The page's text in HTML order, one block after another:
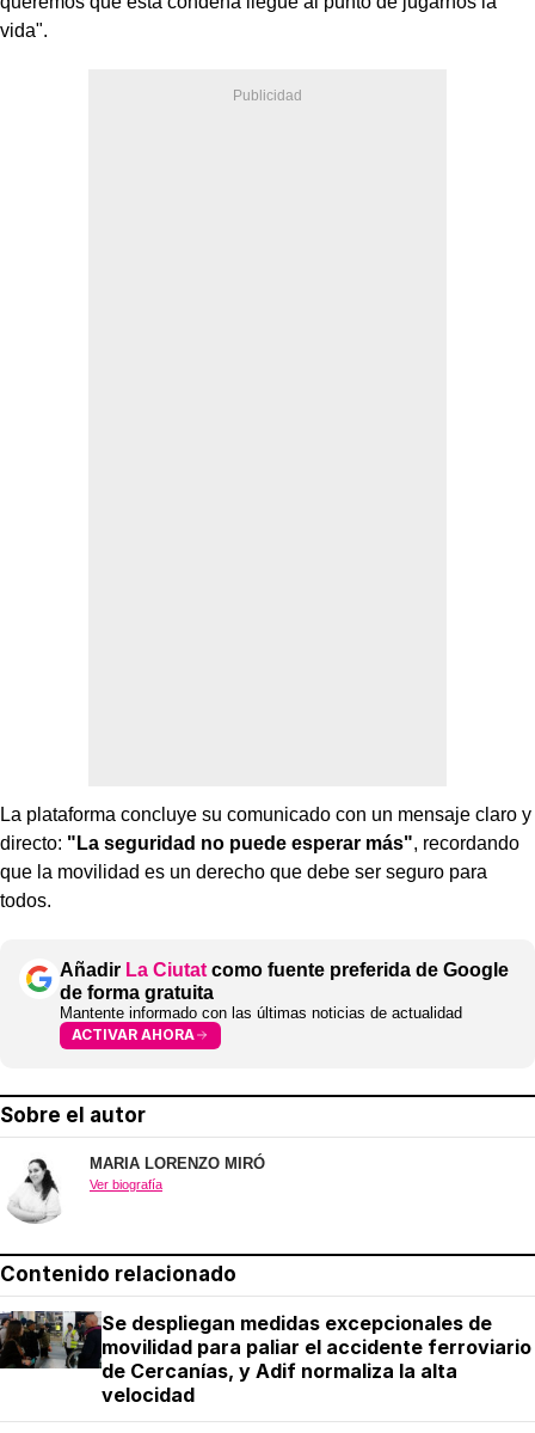
vida".
La plataforma concluye su comunicado con un mensaje claro y
directo: "La seguridad no puede esperar más", recordando
que la movilidad es un derecho que debe ser seguro para
todos.
Añadir La Ciutat como fuente preferida de Google
de forma gratuita
Mantente informado con las últimas noticias de actualidad
ACTIVAR AHORA
Sobre el autor
MARIA LORENZO MIRÓ
Ver biografía
Contenido relacionado
Se despliegan medidas excepcionales de
movilidad para paliar el accidente ferroviario
de Cercanías, y Adif normaliza la alta
velocidad